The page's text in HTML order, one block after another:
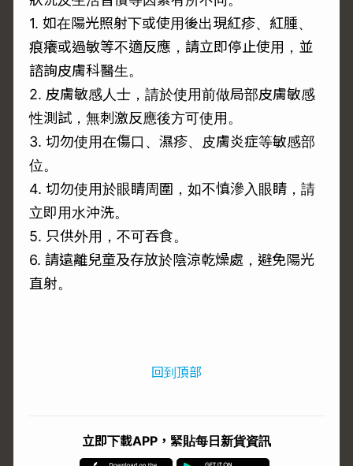
1. 如在陽光照射下或使用後出現紅疹、紅腫、
痕癢或過敏等不適反應，請立即停止使用，並
諮詢皮膚科醫生。
2. 皮膚敏感人士，請於使用前做局部皮膚敏感
性測試，無刺激反應後方可使用。
3. 切勿使用在傷口、濕疹、皮膚炎症等敏感部
位。
4. 切勿使用於眼睛周圍，如不慎滲入眼睛，請
立即用水沖洗。
5. 只供外用，不可吞食。
6. 請遠離兒童及存放於陰涼乾燥處，避免陽光
直射。
回到頂部
立即下載APP，緊貼每日新貨資訊